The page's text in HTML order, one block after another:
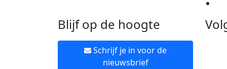
Blijf op de hoogte
Schrijf je in voor de
nieuwsbrief